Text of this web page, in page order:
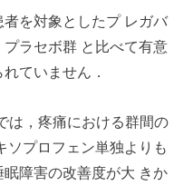
を対象としたプ レガバ
ラセボ群 と比べて有意
ていません．
は，疼痛における群間の
ソプロフェン単独よりも
障害の改善度が大 きか